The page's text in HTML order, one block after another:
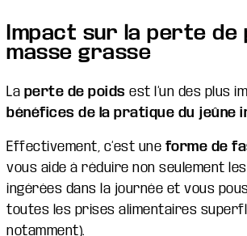
Impact sur la perte de
masse grasse
La perte de poids est l’un des plus
bénéfices de la pratique du jeûne
Effectivement, c’est une forme de
vous aide à réduire non seulement
ingérées dans la journée et vous
toutes les prises alimentaires
notamment).